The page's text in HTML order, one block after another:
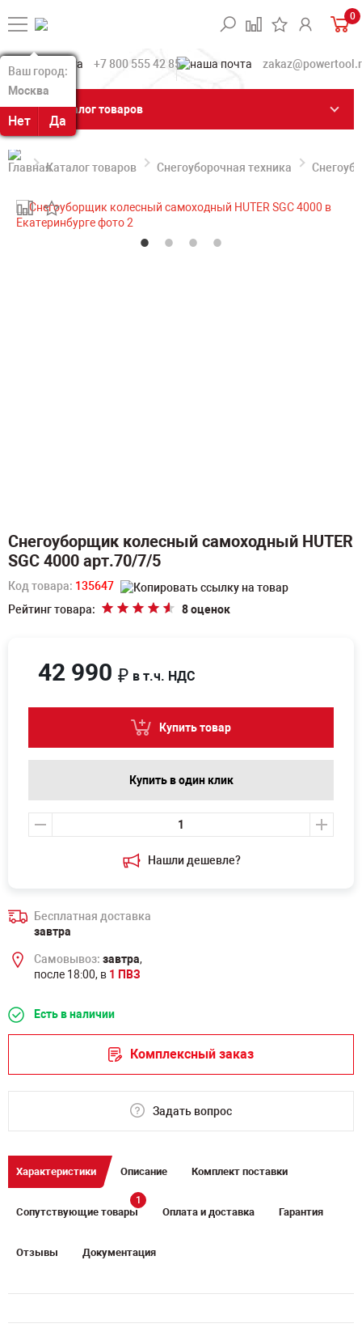
Ваш город:
Москва
Нет Да
Ваш город:
Москва
Нет Да
0
+7 800 555 42 85
Каталог товаров
Каталог товаров Снегоуборочная техника
Снегоуборщик колесный самоходный HUTER
SGC 4000 арт.70/7/5
Код товара: 135647
Рейтинг товара:
8 оценок
Нашли дешевле?
42 990 ₽ в т.ч. НДС
Купить товар
Купить в один клик
Бесплатная доставка
завтра
Самовывоз: завтра,
после 18:00, в 1 ПВЗ
Есть в наличии
Комплексный заказ
Задать вопрос
Характеристики Описание Комплект поставки
Сопутствующие товары
1
Оплата и доставка Гарантия
Отзывы Документация